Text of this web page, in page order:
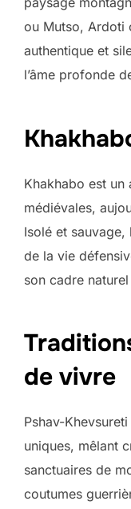
ou Mutso, Ardoti
authentique et
l’âme profonde
Khakhabo est un
médiévales,
Isolé et
de la vie
son cadre
de vivre
Pshav-
uniques, mêlant
sanctuaires de
coutumes